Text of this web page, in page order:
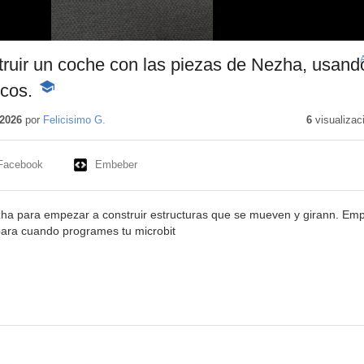
un coche con las piezas de Nezha,
-
educativo
por Felicisimo G. 6
Embeber
para empezar a construir estructuras que se mueven y girann.
cuando programes tu microbit